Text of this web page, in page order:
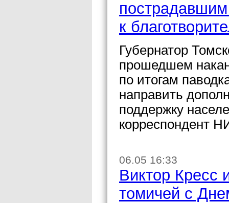
к
Губернатор
прошедшем
по итогам
направить
поддержку
корреспондент
06.05 16:33
Виктор Кресс
томичей с